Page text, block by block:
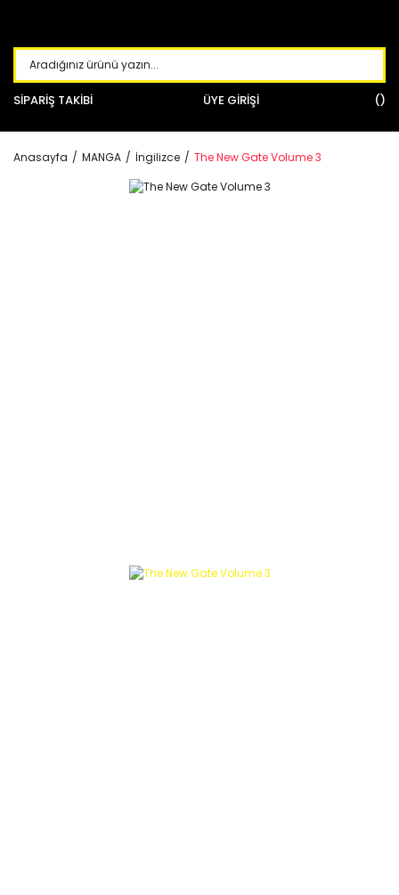
SİPARİŞ TAKİBİ ÜYE GİRİŞİ
Anasayfa MANGA İngilizce The New Gate Volume 3